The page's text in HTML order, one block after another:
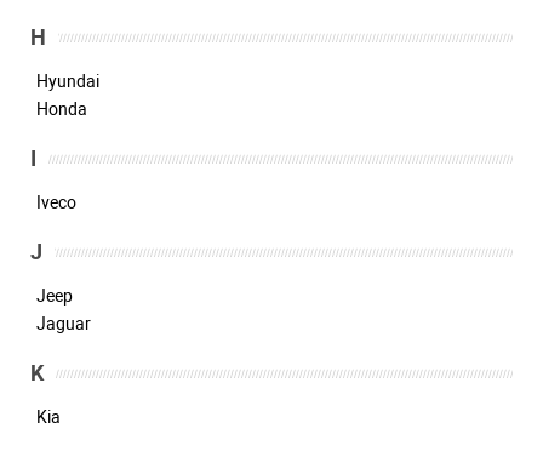
H
Hyundai
Honda
Iveco
J
Jeep
Jaguar
K
Kia